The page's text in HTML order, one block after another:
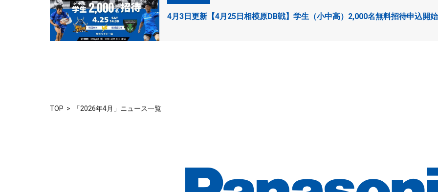
4月3日更新【4月25日相模原DB戦】学生（小中高）2,000名無料招待申込開
TOP 「2026年4月」ニュース一覧